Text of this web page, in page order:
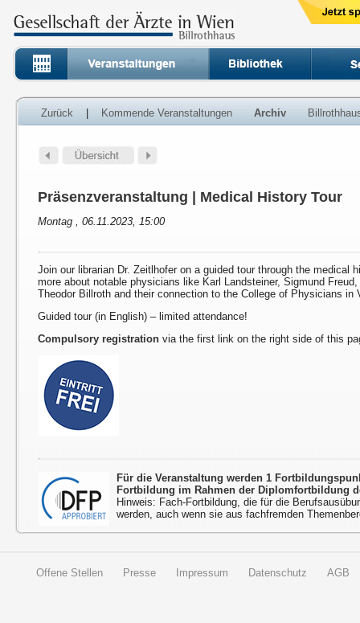
Zurück Kommende Veranstaltungen Archiv
Präsenzveranstaltung | Medical History Tour
Montag , 06.11.2023, 15:00
Join our librarian Dr. Zeitlhofer on a guided tour through the medical
more about notable physicians like Karl Landsteiner, Sigmund
Theodor Billroth and their connection to the College of Physicians in
Guided tour (in English) – limited attendance!
Compulsory registration via the first link on the right side of this
Für die Veranstaltung werden 1
Fortbildung im Rahmen der Diplomfortbildung
Hinweis: Fach-Fortbildung, die für die
werden, auch wenn sie aus fachfremden
Offene Stellen Presse Impressum Datenschutz AGB